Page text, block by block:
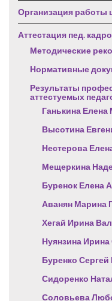
Организация работы
Аттестация пед.
Методические
Нормативные
Результаты
аттестуемых
Ганькина
Высотина
Нестерова
Мещеркина
Буренок Елена
Аванян Марина
Хегай Ирина
Нуянзина Ирина
Буренко
Сидоренко
Соловьева